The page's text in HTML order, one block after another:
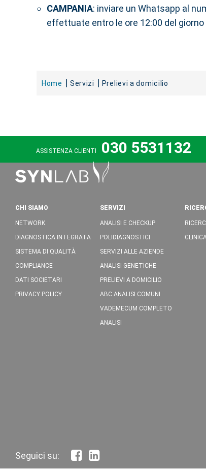
CAMPANIA: inviare un Whatsapp al
effettuate entro le ore 12:00 del
Home Servizi Prelievi a domicilio
ASSISTENZA CLIENTI 030 5531132
CHI SIAMO
NETWORK
DIAGNOSTICA INTEGRATA
SISTEMA DI QUALITÀ
COMPLIANCE
DATI SOCIETARI
PRIVACY POLICY
SERVIZI
ANALISI E CHECKUP
POLIDIAGNOSTICI
SERVIZI ALLE AZIENDE
ANALISI GENETICHE
PRELIEVI A DOMICILIO
ABC ANALISI COMUNI
VADEMECUM COMPLETO
ANALISI